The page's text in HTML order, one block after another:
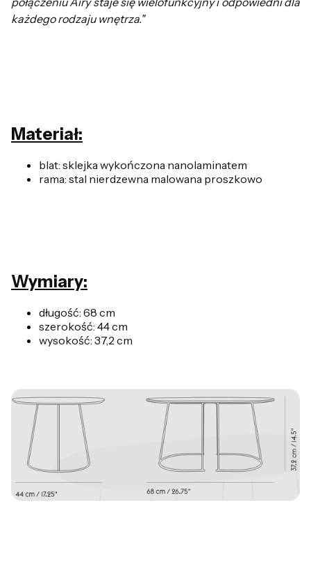
każdego rodzaju wnętrza."
Materiał:
blat: sklejka wykończona nanolaminatem
rama: stal nierdzewna malowana proszkowo
Wymiary:
długość: 68 cm
szerokość: 44 cm
wysokość: 37,2 cm